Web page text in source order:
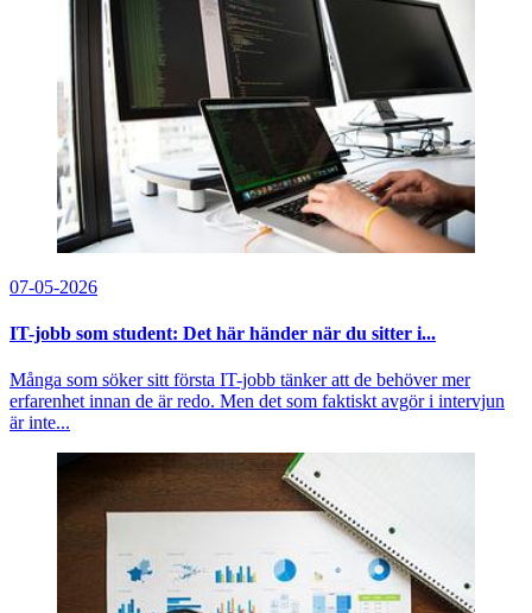
07-05-2026
IT-jobb som student: Det här händer när du sitter i...
Många som söker sitt första IT-jobb tänker att de behöver mer
erfarenhet innan de är redo. Men det som faktiskt avgör i intervjun
är inte...